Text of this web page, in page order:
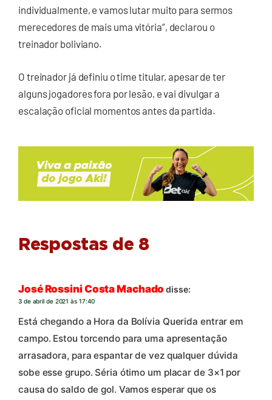
individualmente, e vamos lutar muito para sermos
merecedores de mais uma vitória”, declarou o
treinador boliviano.
O treinador já definiu o time titular, apesar de ter
alguns jogadores fora por lesão, e vai divulgar a
escalação oficial momentos antes da partida.
Respostas de 8
José Rossini Costa Machado disse:
3 de abril de 2021 às 17:40
Está chegando a Hora da Bolívia Querida entrar em
campo. Estou torcendo para uma apresentação
arrasadora, para espantar de vez qualquer dúvida
sobe esse grupo. Séria ótimo um placar de 3×1 por
causa do saldo de gol. Vamos esperar que os